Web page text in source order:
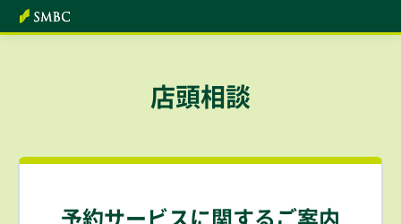
本文へ
店頭相談
予約サービスに関するご案内